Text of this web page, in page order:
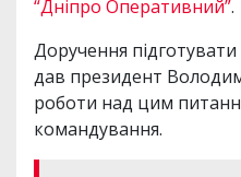
“Дніпро Оперативний”.
Доручення підготувати
дав президент
роботи над цим
командування.